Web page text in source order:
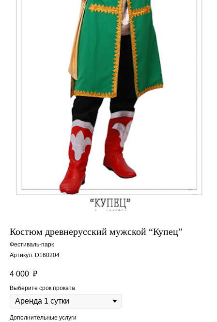
Костюм древнерусский мужской “Купец”
Фестиваль-парк
Артикул: D160204
4 000 ₽
Выберите срок проката
Дополнительные услуги